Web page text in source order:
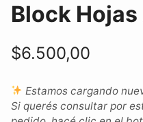
Block
$6.500,00
Estamos cargando
Si querés consultar por